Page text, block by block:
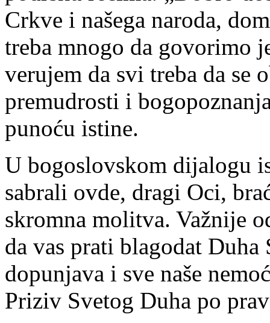
Crkve i našega naroda,
treba mnogo da govorimo
verujem da svi treba da se
premudrosti i
punoću istine.
U bogoslovskom dijalogu
sabrali ovde, dragi Oci,
skromna molitva. Važnije
da vas prati blagodat Duha
dopunjava i sve naše
Priziv Svetog Duha po